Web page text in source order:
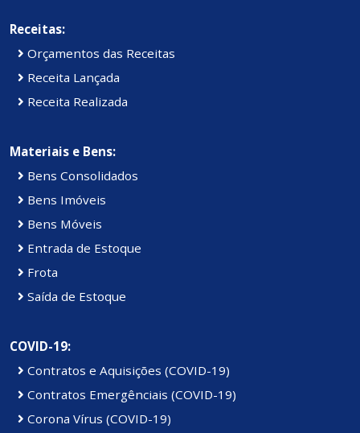
Receitas:
Orçamentos das Receitas
Receita Lançada
Receita Realizada
Materiais e Bens:
Bens Consolidados
Bens Imóveis
Bens Móveis
Entrada de Estoque
Frota
Saída de Estoque
COVID-19:
Contratos e Aquisições (COVID-19)
Contratos Emergênciais (COVID-19)
Corona Vírus (COVID-19)